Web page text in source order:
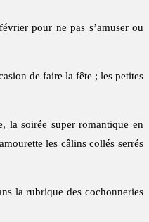
pour ne pas s’amuser ou
de faire la fête ; les petites
la soirée super romantique en
les câlins collés serrés
la rubrique des cochonneries